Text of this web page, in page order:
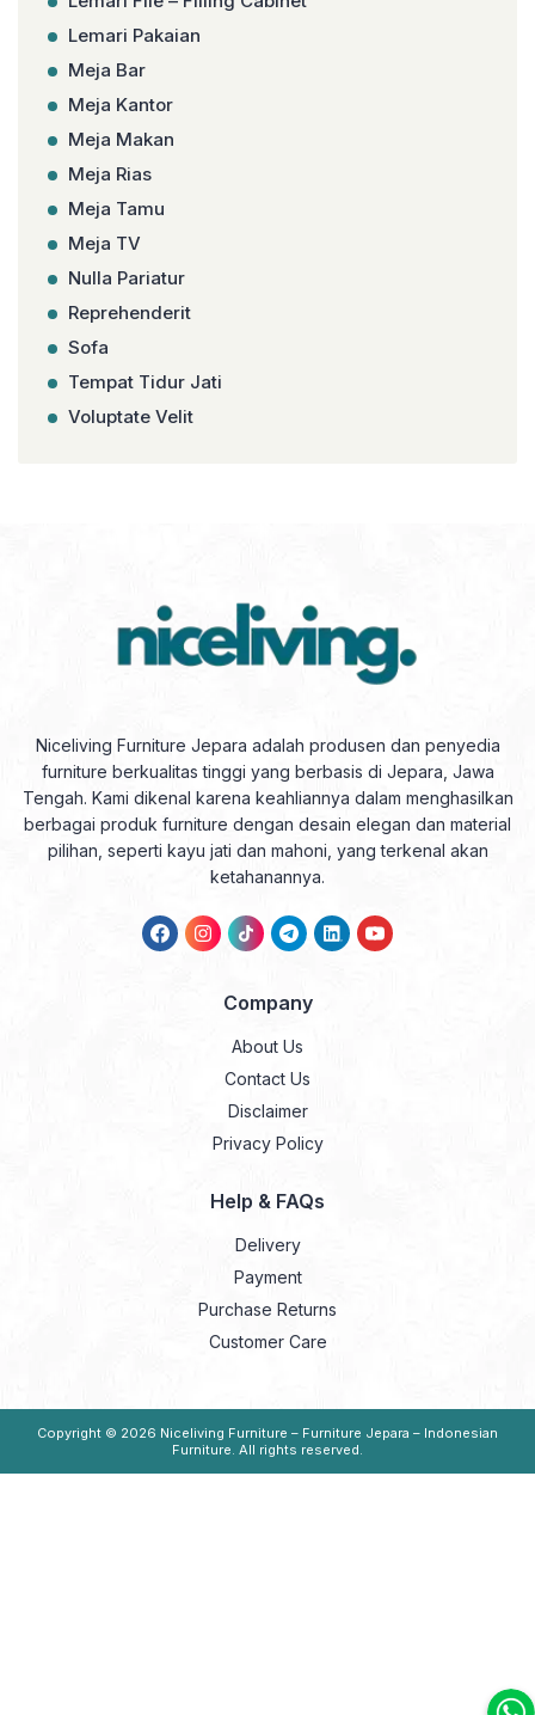
Lemari Pakaian
Meja Bar
Meja Kantor
Meja Makan
Meja Rias
Meja Tamu
Meja TV
Nulla Pariatur
Reprehenderit
Sofa
Tempat Tidur Jati
Voluptate Velit
Niceliving Furniture Jepara adalah produsen dan penyedia
furniture berkualitas tinggi yang berbasis di Jepara, Jawa
Tengah. Kami dikenal karena keahliannya dalam menghasilkan
berbagai produk furniture dengan desain elegan dan material
pilihan, seperti kayu jati dan mahoni, yang terkenal akan
ketahanannya.
Company
About Us
Contact Us
Disclaimer
Privacy Policy
Help & FAQs
Delivery
Payment
Purchase Returns
Customer Care
Copyright © 2026 Niceliving Furniture – Furniture Jepara – Indonesian
Furniture . All rights reserved.